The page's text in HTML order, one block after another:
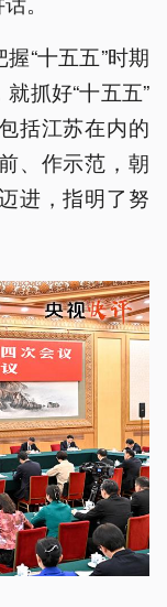
“十五五”时期
抓好“十五五”
括江苏在内的
、作示范，朝
进，指明了努